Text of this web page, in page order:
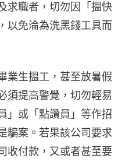
求職者，切勿因「搵快
以免淪為洗黑錢工具而
業生搵工，甚至放暑假
須提高警覺，切勿輕易
」或「點讚員」等作招
騙案。若果該公司要求
收付款，又或者甚至要